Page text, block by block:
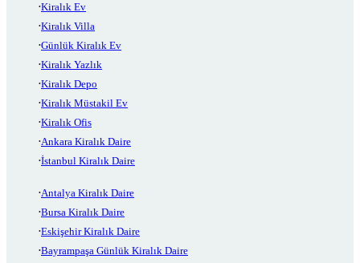
Kiralık Ev
Kiralık Villa
Günlük Kiralık Ev
Kiralık Yazlık
Kiralık Depo
Kiralık Müstakil Ev
Kiralık Ofis
Ankara Kiralık Daire
İstanbul Kiralık Daire
Antalya Kiralık Daire
Bursa Kiralık Daire
Eskişehir Kiralık Daire
Bayrampaşa Günlük Kiralık Daire